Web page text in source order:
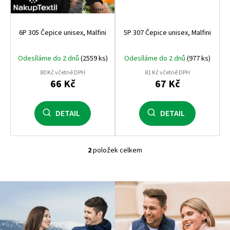
ů
6P 305 Čepice unisex, Malfini
Odesíláme do 2 dnů (2559 ks)
80 Kč včetně DPH
66 Kč
DETAIL
5P 307 Čepice unisex, Malfini
Odesíláme do 2 dnů (977 ks)
81 Kč včetně DPH
67 Kč
DETAIL
O
l
á
a
c
2položek celkem